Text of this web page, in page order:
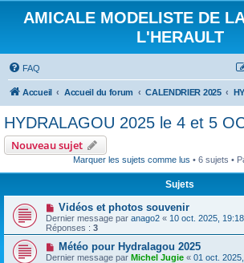
AMICALE MODELISTE DE
L'HERAULT
FAQ
Accueil Accueil du forum CALENDRIER 2025
HYDRALAGOU 2025 le 4 et 5
Nouveau sujet
Marquer les sujets comme lus • 6 sujets •
Sujets
Vidéos et photos souvenir
Dernier message par anago2 « 10 oct. 2025, 19:18
Réponses : 3
Météo pour Hydralagou 2025
Dernier message par Michel Jugie « 01 oct.